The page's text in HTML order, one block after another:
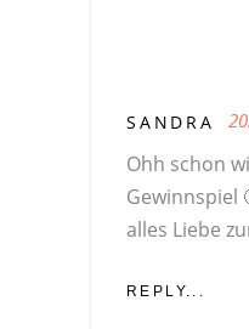
SANDRA
Ohh schon
Gewinnspiel
alles Liebe
REPLY...